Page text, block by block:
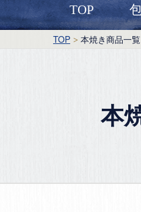
TOP
TOP 本焼き商品一覧
本